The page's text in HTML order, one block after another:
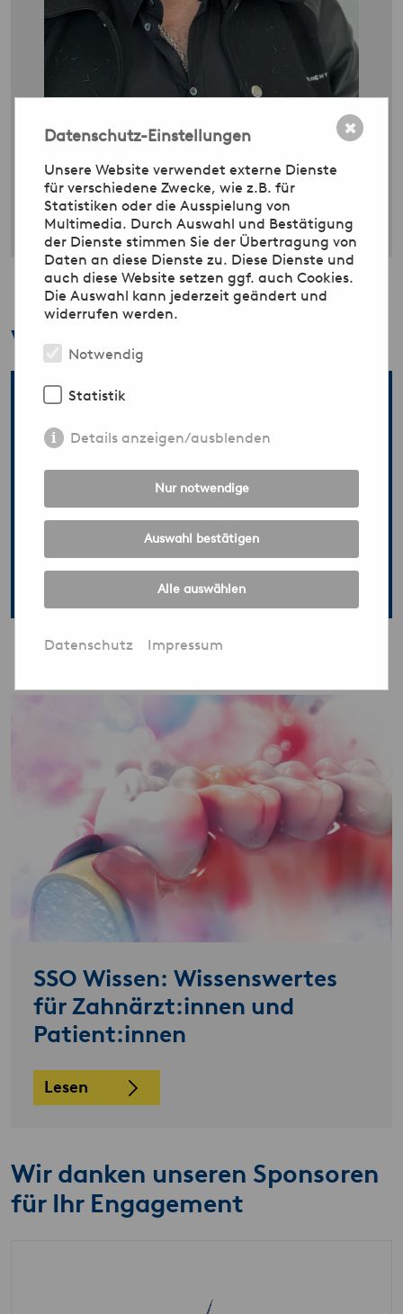
Meinem SSO Zahnarzt vertraue ich blind.
Franco Napoli
Veranstaltungen & Infos
Mitgliederversammlung
09.09.2026 - 09.09.2026
Mitgliederversammlung
September 2026
SSO Wissen: Wissenswertes
für Zahnärzt:innen und
Patient:innen
Lesen
Wir danken unseren Sponsoren
für Ihr Engagement
Datenschutz-Einstellungen
Unsere Website verwendet externe Dienste
für verschiedene Zwecke, wie z.B. für
Statistiken oder die Ausspielung von
Multimedia. Durch Auswahl und Bestätigung
der Dienste stimmen Sie der Übertragung von
Daten an diese Dienste zu. Diese Dienste und
auch diese Website setzen ggf. auch Cookies.
Die Auswahl kann jederzeit geändert und
widerrufen werden.
Notwendig
Statistik
Details anzeigen/ausblenden
Nur notwendige
Auswahl bestätigen
Alle auswählen
Datenschutz Impressum
✖